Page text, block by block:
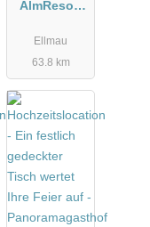
AlmResort
Ellmau
63.8 km